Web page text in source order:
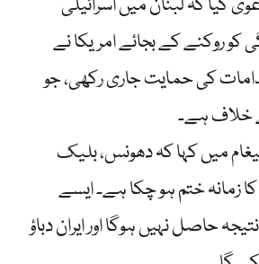
کیا کہ لبنان میں اسرائیلی
کو روکنے کے بجائے امریکا نے
کی حمایت جاری رکھی، جو
خلاف ہے۔
پیغام میں کہا کہ دھونس، بلیک
زمانہ ختم ہو چکا ہے۔ ایسے
حاصل نہیں ہوگا اور ایران دباؤ